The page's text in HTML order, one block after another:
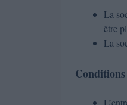
La
être
La